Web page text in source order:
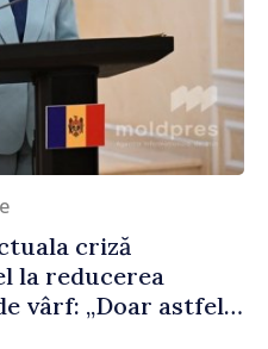
criză
la reducerea
vârf: „Doar astfel